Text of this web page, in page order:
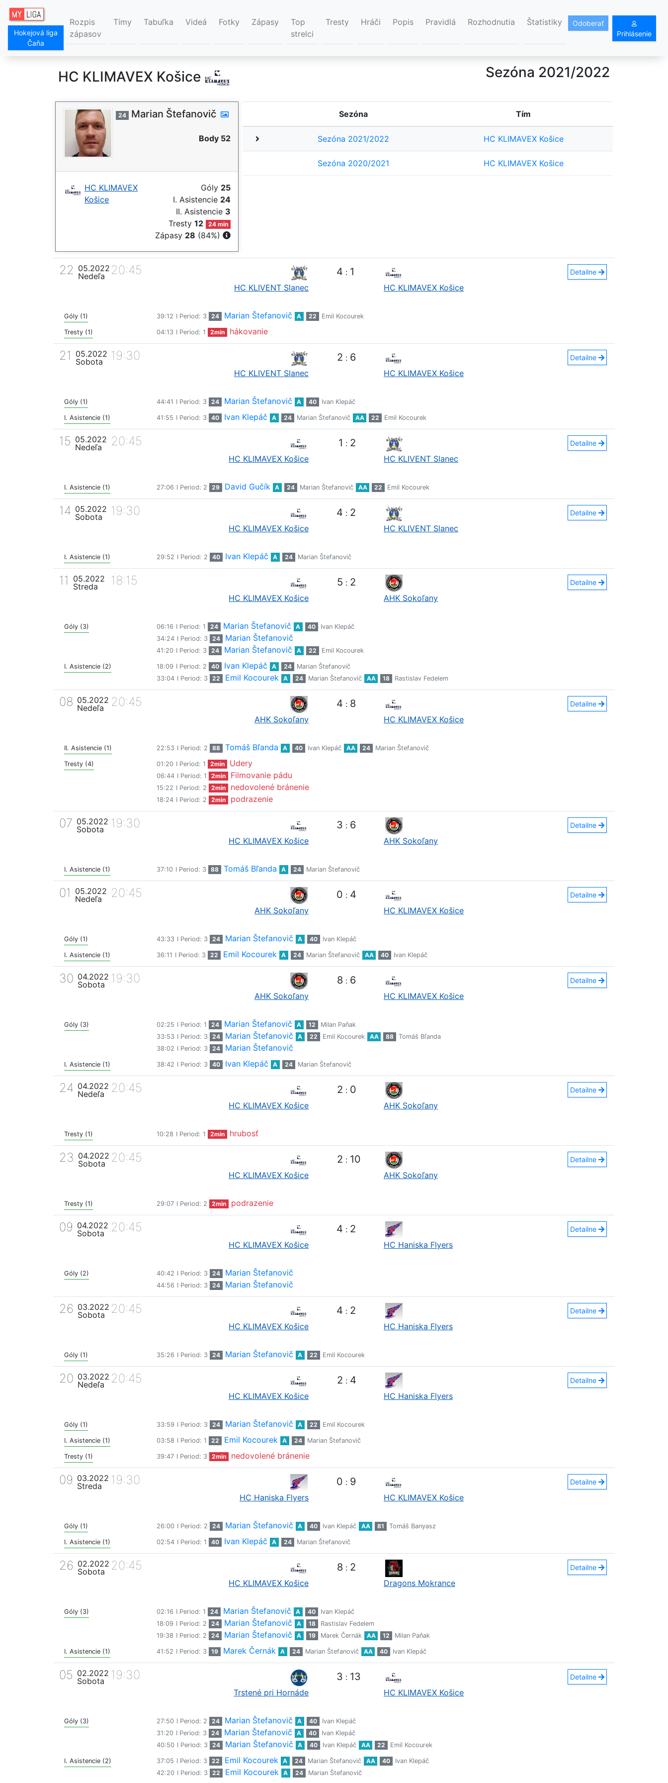
Hokejová liga
Čaňa
Rozpis
zápasov
Tímy Tabuľka Videá Fotky Zápasy
Top
strelci
Tresty Hráči Popis Pravidlá Rozhodnutia Štatistiky
Odoberať
Prihlásenie
HC KLIMAVEX Košice Sezóna 2021/2022
24 Marian Štefanovič
Body 52
HC KLIMAVEX
Košice
Góly 25
I. Asistencie 24
II. Asistencie 3
Tresty12 24 min
Zápasy 28 (84%)
Sezóna Tím
Sezóna 2021/2022 HC KLIMAVEX Košice
Sezóna 2020/2021 HC KLIMAVEX Košice
22 05.2022
Nedeľa
20:45
HC KLIVENT Slanec
4 : 1
HC KLIMAVEX Košice
Detailne
Góly (1) 39:12 I Period: 3 24 Marian Štefanovič A 22 Emil Kocourek
Tresty (1) 04:13 I Period: 1 2min hákovanie
21
05.2022
Sobota
19:30
HC KLIVENT Slanec
2 : 6
HC KLIMAVEX Košice
Detailne
Góly (1) 44:41 I Period: 3 24 Marian Štefanovič A 40 Ivan Klepáč
I. Asistencie (1) 41:55 I Period: 3 40 Ivan Klepáč A 24 Marian Štefanovič AA 22 Emil Kocourek
15 05.2022
Nedeľa
20:45
HC KLIMAVEX Košice
1 : 2
HC KLIVENT Slanec
Detailne
I. Asistencie (1) 27:06 I Period: 2 29 David Gučík A 24 Marian Štefanovič AA 22 Emil Kocourek
14 05.2022
Sobota
19:30
HC KLIMAVEX Košice
4 : 2
HC KLIVENT Slanec
Detailne
I. Asistencie (1) 29:52 I Period: 2 40 Ivan Klepáč A 24 Marian Štefanovič
11
05.2022
Streda
18:15
HC KLIMAVEX Košice
5 : 2
AHK Sokoľany
Detailne
Góly (3) 06:16 I Period: 1 24 Marian Štefanovič A 40
Ivan Klepáč
34:24 I Period: 3 24 Marian Štefanovič
41:20 I Period: 3 24 Marian Štefanovič A 22 Emil Kocourek
I. Asistencie (2) 18:09 I Period: 2 40 Ivan Klepáč A 24
Marian Štefanovič
33:04 I Period: 3 22 Emil Kocourek A 24 Marian Štefanovič AA 18 Rastislav Fedelem
08 05.2022
Nedeľa
20:45
AHK Sokoľany
4 : 8
HC KLIMAVEX Košice
Detailne
II. Asistencie (1) 22:53 I Period: 2 88 Tomáš Bľanda A 40 Ivan Klepáč AA 24 Marian Štefanovič
Tresty (4) 01:20 I Period: 1 2min Udery
06:44 I Period: 1 2min Filmovanie pádu
15:22 I Period: 2 2min nedovolené bránenie
18:24 I Period: 2 2min podrazenie
07 05.2022
Sobota
19:30
HC KLIMAVEX Košice
3 : 6
AHK Sokoľany
Detailne
I. Asistencie (1) 37:10 I Period: 3 88 Tomáš Bľanda A 24 Marian Štefanovič
01
05.2022
Nedeľa
20:45
AHK Sokoľany
0 : 4
HC KLIMAVEX Košice
Detailne
Góly (1) 43:33 I Period: 3 24 Marian Štefanovič A 40 Ivan Klepáč
I. Asistencie (1) 36:11 I Period: 3 22 Emil Kocourek A 24 Marian Štefanovič AA 40 Ivan Klepáč
30 04.2022
Sobota
19:30
AHK Sokoľany
8 : 6
HC KLIMAVEX Košice
Detailne
Góly (3) 02:25 I Period: 1 24 Marian Štefanovič A 12
Milan Paňak
33:53 I Period: 3 24 Marian Štefanovič A 22 Emil Kocourek AA 88
Tomáš Bľanda
38:02 I Period: 3 24 Marian Štefanovič
I. Asistencie (1) 38:42 I Period: 3 40 Ivan Klepáč A 24 Marian Štefanovič
24 04.2022
Nedeľa
20:45
HC KLIMAVEX Košice
2 : 0
AHK Sokoľany
Detailne
Tresty (1) 10:28 I Period: 1 2min hrubosť
23 04.2022
Sobota
20:45
HC KLIMAVEX Košice
2 : 10
AHK Sokoľany
Detailne
Tresty (1) 29:07 I Period: 2 2min podrazenie
09 04.2022
Sobota
20:45
HC KLIMAVEX Košice
4 : 2
HC Haniska Flyers
Detailne
Góly (2) 40:42 I Period: 3 24 Marian Štefanovič
44:56 I Period: 3 24 Marian Štefanovič
26 03.2022
Sobota
20:45
HC KLIMAVEX Košice
4 : 2
HC Haniska Flyers
Detailne
Góly (1) 35:26 I Period: 3 24 Marian Štefanovič A 22 Emil Kocourek
20 03.2022
Nedeľa
20:45
HC KLIMAVEX Košice
2 : 4
HC Haniska Flyers
Detailne
Góly (1) 33:59 I Period: 3 24 Marian Štefanovič A 22 Emil Kocourek
I. Asistencie (1) 03:58 I Period: 1 22 Emil Kocourek A 24 Marian Štefanovič
Tresty (1) 39:47 I Period: 3 2min nedovolené bránenie
09 03.2022
Streda
19:30
HC Haniska Flyers
0 : 9
HC KLIMAVEX Košice
Detailne
Góly (1) 26:00 I Period: 2 24 Marian Štefanovič A 40 Ivan Klepáč AA 81 Tomáš Banyasz
I. Asistencie (1) 02:54 I Period: 1 40 Ivan Klepáč A 24 Marian Štefanovič
26 02.2022
Sobota
20:45
HC KLIMAVEX Košice
8 : 2
Dragons Mokrance
Detailne
Góly (3) 02:16 I Period: 1 24 Marian Štefanovič A 40
Ivan Klepáč
18:09 I Period: 2 24 Marian Štefanovič A 18
Rastislav Fedelem
19:38 I Period: 2 24 Marian Štefanovič A 19 Marek Černák AA 12 Milan Paňak
I. Asistencie (1) 41:52 I Period: 3 19 Marek Černák A 24 Marian Štefanovič AA 40 Ivan Klepáč
05 02.2022
Sobota
19:30
Trstené pri Hornáde
3 : 13
HC KLIMAVEX Košice
Detailne
Góly (3) 27:50 I Period: 2 24 Marian Štefanovič A 40
Ivan Klepáč
31:20 I Period: 3 24 Marian Štefanovič A 40
Ivan Klepáč
40:50 I Period: 3 24 Marian Štefanovič A 40 Ivan Klepáč AA 22 Emil Kocourek
I. Asistencie (2) 37:05 I Period: 3 22 Emil Kocourek A 24 Marian Štefanovič AA 40
Ivan Klepáč
42:20 I Period: 3 22 Emil Kocourek A 24 Marian Štefanovič